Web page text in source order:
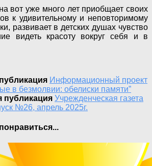
вот уже много лет приобщает своих
к удивительному и неповторимому
развивает в детских душах чувство
видеть красоту вокруг себя и в
Информационный проект
в безмолвии: обелиски памяти”
Учрежденческая газета
№26, апрель 2025г.